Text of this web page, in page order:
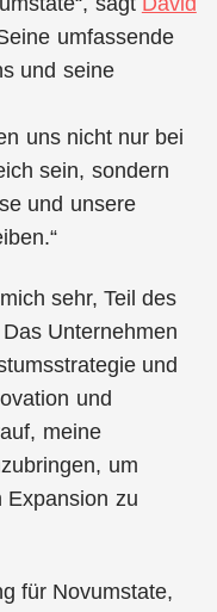
umfassende
und seine
uns nicht nur bei
sein, sondern
und unsere
sehr, Teil des
Unternehmen
und
und
meine
um
Expansion zu
für Novumstate,